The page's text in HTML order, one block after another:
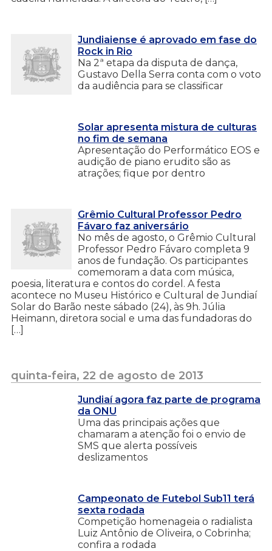
Jundiaiense é aprovado em fase do
Rock in Rio
Na 2ª etapa da disputa de dança,
Gustavo Della Serra conta com o voto
da audiência para se classificar
Solar apresenta mistura de culturas
no fim de semana
Apresentação do Performático EOS e
audição de piano erudito são as
atrações; fique por dentro
Grêmio Cultural Professor Pedro
Fávaro faz aniversário
No mês de agosto, o Grêmio Cultural
Professor Pedro Fávaro completa 9
anos de fundação. Os participantes
comemoram a data com música,
poesia, literatura e contos do cordel. A festa
acontece no Museu Histórico e Cultural de Jundiaí
Solar do Barão neste sábado (24), às 9h. Júlia
Heimann, diretora social e uma das fundadoras do
[…]
quinta-feira, 22 de agosto de 2013
Jundiaí agora faz parte de programa
da ONU
Uma das principais ações que
chamaram a atenção foi o envio de
SMS que alerta possíveis
deslizamentos
Campeonato de Futebol Sub11 terá
sexta rodada
Competição homenageia o radialista
Luiz Antônio de Oliveira, o Cobrinha;
confira a rodada